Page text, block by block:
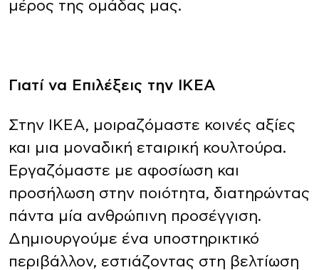
μέρος της ομάδας μας.
Γιατί να Επιλέξεις την ΙΚΕΑ
Στην ΙΚΕΑ, μοιραζόμαστε κοινές αξίες
και μια μοναδική εταιρική κουλτούρα.
Εργαζόμαστε με αφοσίωση και
προσήλωση στην ποιότητα, διατηρώντας
πάντα μία ανθρώπινη προσέγγιση.
Δημιουργούμε ένα υποστηρικτικό
περιβάλλον, εστιάζοντας στη βελτίωση